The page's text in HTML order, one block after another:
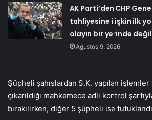
AK Parti’den CHP
tahliyesine ilişkin ilk
olayın bir yerinde
Ağustos 9, 2026
Şüpheli şahıslardan S.K. yapılan işlemler
çıkarıldığı mahkemece adli kontrol
bırakılırken, diğer 5 şüpheli ise